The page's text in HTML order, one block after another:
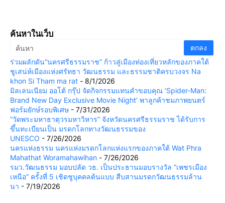
ค้นหาในเว็บ
ร่วมผลักดัน“นครศรีธรรมราช” ก้าวสู่เมืองท่องเที่ยวหลักของภาคใต้
ชูเสน่ห์เมืองแห่งศรัทธา วัฒนธรรม และธรรมชาติครบวงจร Na
khon Si Tham ma rat - 8/1/2026
มิลเลนเนียม ออโต้ กรุ๊ป จัดกิจกรรมแทนคำขอบคุณ ‘Spider-Man:
Brand New Day Exclusive Movie Night’ พาลูกค้าชมภาพยนตร์
ฟอร์มยักษ์รอบพิเศษ - 7/31/2026
“วัดพระมหาธาตุวรมหาวิหาร” จังหวัดนครศรีธรรมราช ได้รับการ
ขึ้นทะเบียนเป็น มรดกโลกทางวัฒนธรรมของ
UNESCO - 7/26/2026
นครแห่งธรรม นครแห่งมรดกโลกแห่งแรกของภาคใต้ Wat Phra
Mahathat Woramahawihan - 7/26/2026
รมว.วัฒนธรรม มอบปลัด วธ. เป็นประธานมอบรางวัล “เพชรเมือง
เหนือ” ครั้งที่ 5 เชิดชูบุคคลต้นแบบ สืบสานมรดกวัฒนธรรมล้าน
นา - 7/19/2026